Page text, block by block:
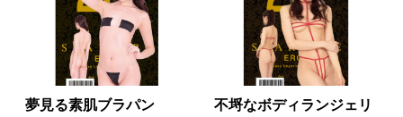
夢見る素肌ブラパン
不埒なボディランジェリ